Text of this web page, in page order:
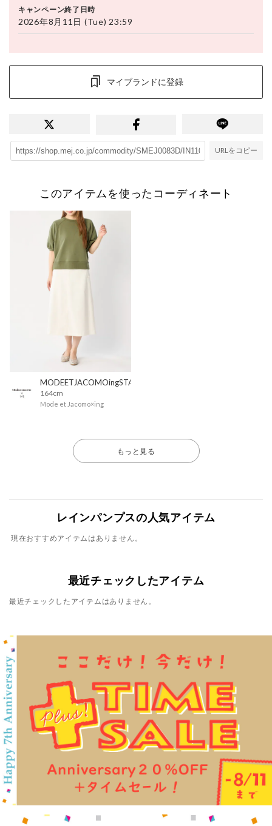
キャンペーン終了日時
2026年8月11日 (Tue) 23:59
マイブランドに登録
URLをコピー
このアイテムを使ったコーディネート
MODEETJACOMOingSTAFF
164cm
Mode et Jacomo×ing
もっと見る
レインパンプスの人気アイテム
現在おすすめアイテムはありません。
最近チェックしたアイテム
最近チェックしたアイテムはありません。